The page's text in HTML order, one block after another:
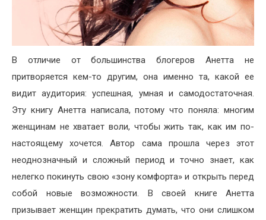
В отличие от большинства блогеров Анетта не
притворяется кем-то другим, она именно та, какой ее
видит аудитория: успешная, умная и самодостаточная.
Эту книгу Анетта написала, потому что поняла: многим
женщинам не хватает воли, чтобы жить так, как им по-
настоящему хочется. Автор сама прошла через этот
неоднозначный и сложный период и точно знает, как
нелегко покинуть свою «зону комфорта» и открыть перед
собой новые возможности. В своей книге Анетта
призывает женщин прекратить думать, что они слишком